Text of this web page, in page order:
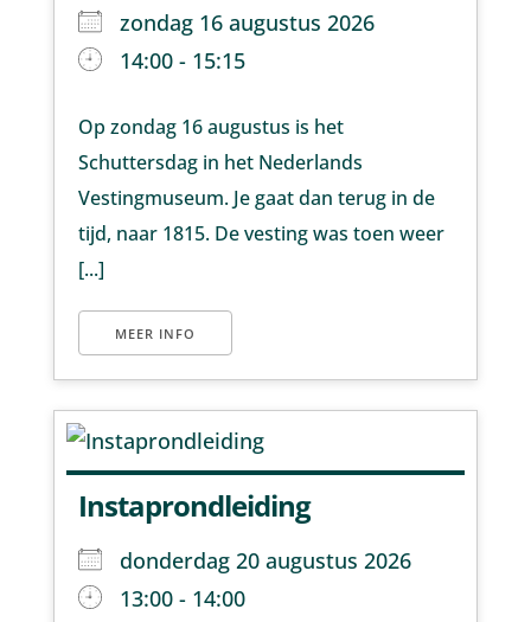
zondag 16 augustus 2026
14:00 - 15:15
Op zondag 16 augustus is het
Schuttersdag in het Nederlands
Vestingmuseum. Je gaat dan terug in de
tijd, naar 1815. De vesting was toen weer
[...]
MEER INFO
Instaprondleiding
donderdag 20 augustus 2026
13:00 - 14:00